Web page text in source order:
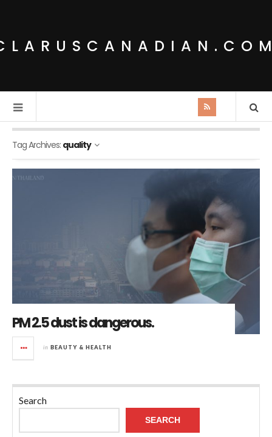
Tag Archives: quality
PM 2.5 dust is dangerous.
in BEAUTY & HEALTH
Search
SEARCH